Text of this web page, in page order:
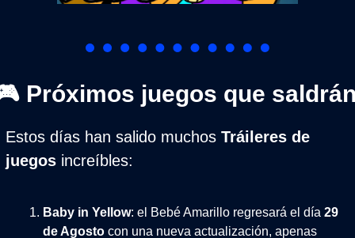
Próximos juegos que
Estos días han salido muchos Tráileres de
juegos increíbles:
Baby in Yellow: el Bebé Amarillo regresará el día 29
de Agosto con una nueva actualización, apenas